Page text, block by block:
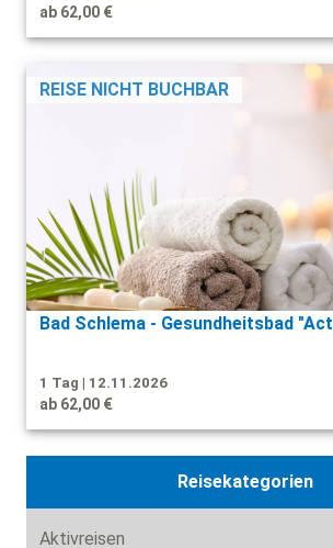
ab 62,00 €
REISE NICHT BUCHBAR
Bad Schlema - Gesundheitsbad
1 Tag | 12.11.2026
ab 62,00 €
Reisekategorien
Aktivreisen